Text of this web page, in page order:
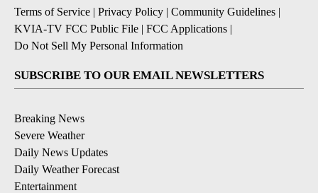
Terms of Service | Privacy Policy | Community Guidelines |
KVIA-TV FCC Public File | FCC Applications |
Do Not Sell My Personal Information
SUBSCRIBE TO OUR EMAIL NEWSLETTERS
Breaking News
Severe Weather
Daily News Updates
Daily Weather Forecast
Entertainment